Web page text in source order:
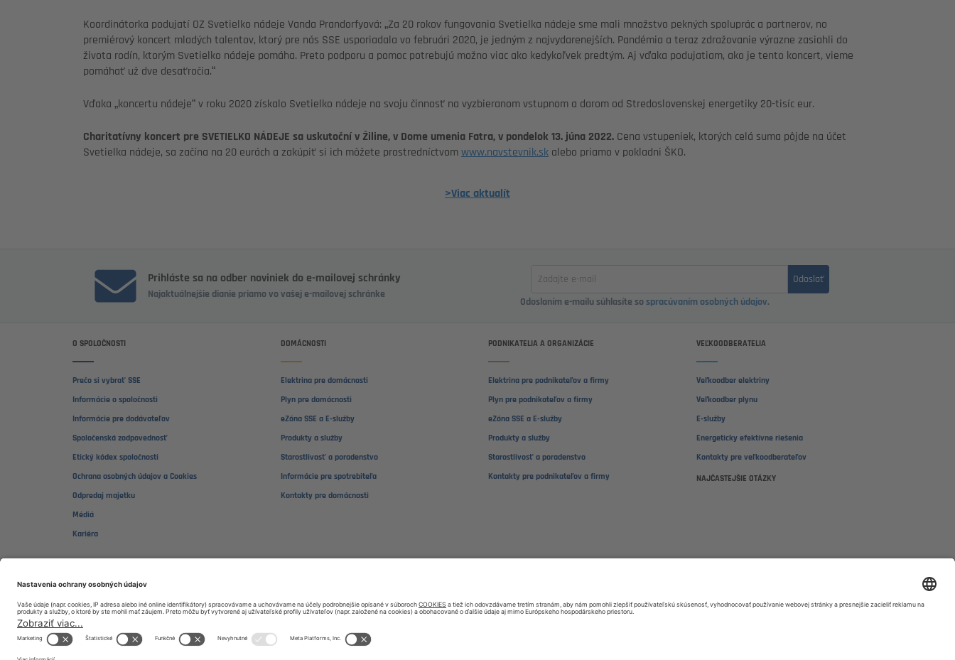
Koordinátorka podujatí OZ Svetielko nádeje Vanda Prandorfyová: „Za 20 rokov fungovania Svetielka nádeje sme mali množstvo pekných spoluprác a partnerov, no
premiérový koncert mladých talentov, ktorý pre nás SSE usporiadala vo februári 2020, je jedným z najvydarenejších. Pandémia a teraz zdražovanie výrazne zasiahli do
života rodín, ktorým Svetielko nádeje pomáha. Preto podporu a pomoc potrebujú možno viac ako kedykoľvek predtým. Aj vďaka podujatiam, ako je tento koncert, vieme
pomáhať už dve desaťročia.“
Vďaka „koncertu nádeje“ v roku 2020 získalo Svetielko nádeje na svoju činnosť na vyzbieranom vstupnom a darom od Stredoslovenskej energetiky 20-tisíc eur.
Charitatívny koncert pre SVETIELKO NÁDEJE sa uskutoční v Žiline, v Dome umenia Fatra, v pondelok 13. júna 2022. Cena vstupeniek, ktorých celá suma pôjde na účet
Svetielka nádeje, sa začína na 20 eurách a zakúpiť si ich môžete prostredníctvomwww.navstevnik.sk alebo priamo v pokladni ŠKO.
>Viac aktualít
Prihláste sa na odber noviniek do e-mailovej schránky
Najaktuálnejšie dianie priamo vo vašej e-mailovej schránke
Zadajte
Odoslať
Odoslaním e-mailu súhlasíte so spracúvaním osobných údajov.
O SPOLOČNOSTI
Prečo si vybrať SSE
Informácie o spoločnosti
Informácie pre dodávateľov
Spoločenská zodpovednosť
Etický kódex spoločnosti
Ochrana osobných údajov a Cookies
Odpredaj majetku
Médiá
Kariéra
DOMÁCNOSTI
Elektrina pre domácnosti
Plyn pre domácnosti
eZóna SSE a E-služby
Produkty a služby
Starostlivosť a poradenstvo
Informácie pre spotrebiteľa
Kontakty pre domácnosti
PODNIKATELIA A ORGANIZÁCIE
Elektrina pre podnikateľov a firmy
Plyn pre podnikateľov a firmy
eZóna SSE a E-služby
Produkty a služby
Starostlivosť a poradenstvo
Kontakty pre podnikateľov a firmy
VEĽKOODBERATELIA
Veľkoodber elektriny
Veľkoodber plynu
E-služby
Energeticky efektívne riešenia
Kontakty pre veľkoodberateľov
NAJČASTEJŠIE OTÁZKY
DOMÁCNOSŤ 0850 111 468
Zákaznícka podpora: domacnosti@sse.sk
PODNIKATELIA 0850 123 555